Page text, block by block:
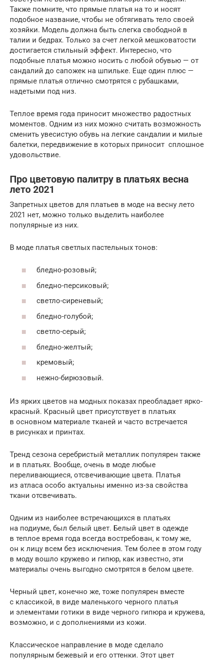
Также помните, что прямые платья на то и носят
подобное название, чтобы не обтягивать тело своей
хозяйки. Модель должна быть слегка свободной в
талии и бедрах. Только за счет легкой мешковатости
достигается стильный эффект. Интересно, что
подобные платья можно носить с любой обувью — от
сандалий до сапожек на шпильке. Еще один плюс —
прямые платья отлично смотрятся с рубашками,
надетыми под низ.
Теплое время года приносит множество радостных
моментов. Одним из них можно считать возможность
сменить увесистую обувь на легкие сандалии и милые
балетки, передвижение в которых приносит сплошное
удовольствие.
Про цветовую палитру в платьях весна
лето 2021
Запретных цветов для платьев в моде на весну лето
2021 нет, можно только выделить наиболее
популярные из них.
В моде платья светлых пастельных тонов:
бледно-розовый;
бледно-персиковый;
светло-сиреневый;
бледно-голубой;
светло-серый;
бледно-желтый;
кремовый;
нежно-бирюзовый.
Из ярких цветов на модных показах преобладает ярко-
красный. Красный цвет присутствует в платьях
в основном материале тканей и часто встречается
в рисунках и принтах.
Тренд сезона серебристый металлик популярен также
и в платьях. Вообще, очень в моде любые
переливающиеся, отсвечивающие цвета. Платья
из атласа особо актуальны именно из-за свойства
ткани отсвечивать.
Одним из наиболее встречающихся в платьях
на подиуме, был белый цвет. Белый цвет в одежде
в теплое время года всегда востребован, к тому же,
он к лицу всем без исключения. Тем более в этом году
в моду вошло кружево и гипюр, как известно, эти
материалы очень выгодно смотрятся в белом цвете.
Черный цвет, конечно же, тоже популярен вместе
с классикой, в виде маленького черного платья
и элементами готики в виде черного гипюра и кружева,
возможно, и с дополнениями из кожи.
Классическое направление в моде сделало
популярным бежевый и его оттенки. Этот цвет